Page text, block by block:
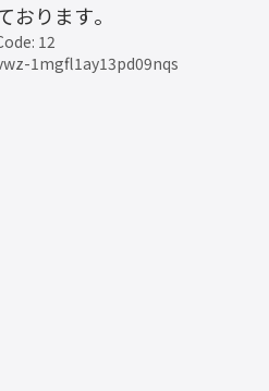
おります。
12
1mgfl1ay13pd09nqs